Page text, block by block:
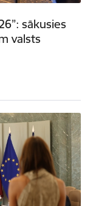
sākusies
valsts